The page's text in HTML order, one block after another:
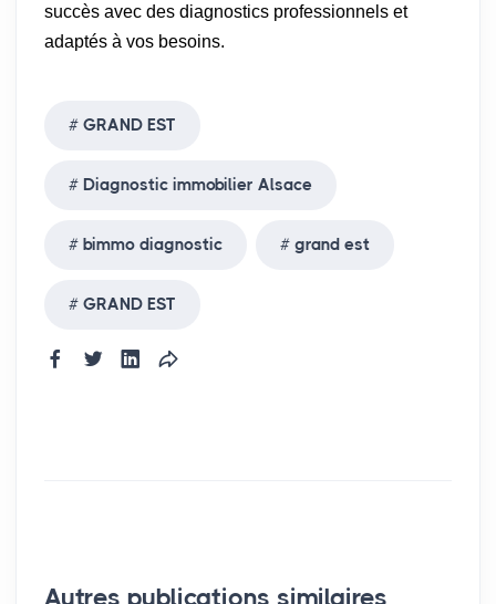
succès avec des diagnostics professionnels et
adaptés à vos besoins.
GRAND EST
Diagnostic immobilier Alsace
bimmo diagnostic grand est
GRAND EST